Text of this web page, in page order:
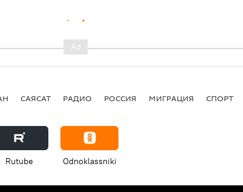
САЯСАТ РАДИО РОССИЯ МИГРАЦИЯ СПОРТ
Rutube Odnoklassniki